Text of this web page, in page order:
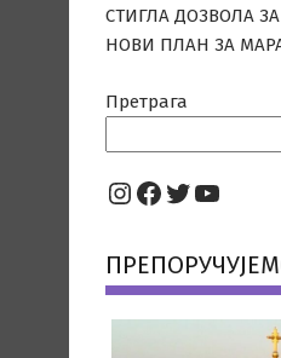
СТИГЛА ДОЗВОЛА
НОВИ ПЛАН ЗА
Претрага
Instagram
Facebook
Twitter